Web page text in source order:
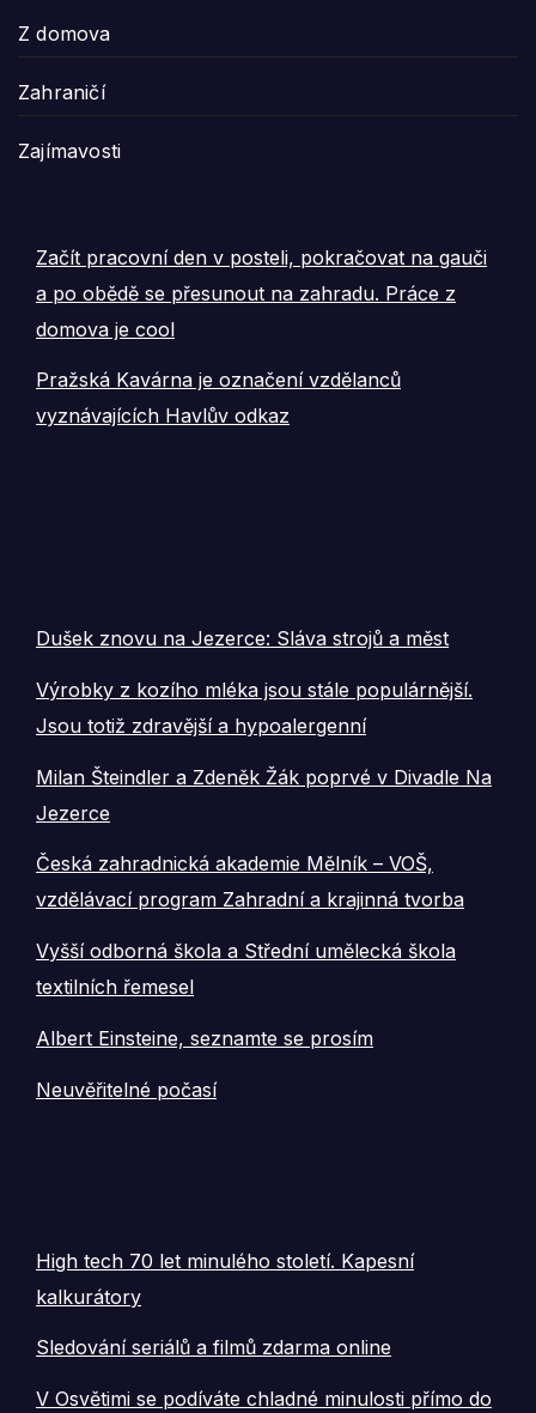
Z domova
Zahraničí
Zajímavosti
Začít pracovní den v posteli, pokračovat na gauči
a po obědě se přesunout na zahradu. Práce z
domova je cool
Pražská Kavárna je označení vzdělanců
vyznávajících Havlův odkaz
Dušek znovu na Jezerce: Sláva strojů a měst
Výrobky z kozího mléka jsou stále populárnější.
Jsou totiž zdravější a hypoalergenní
Milan Šteindler a Zdeněk Žák poprvé v Divadle Na
Jezerce
Česká zahradnická akademie Mělník – VOŠ,
vzdělávací program Zahradní a krajinná tvorba
Vyšší odborná škola a Střední umělecká škola
textilních řemesel
Albert Einsteine, seznamte se prosím
Neuvěřitelné počasí
High tech 70 let minulého století. Kapesní
kalkurátory
Sledování seriálů a filmů zdarma online
V Osvětimi se podíváte chladné minulosti přímo do